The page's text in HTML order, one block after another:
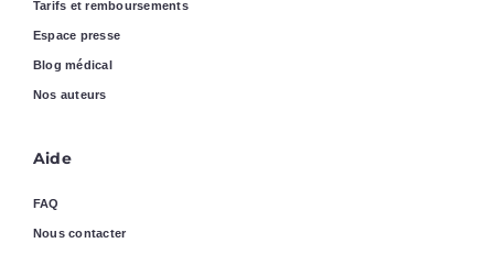
Tarifs et remboursements
Espace presse
Blog médical
Nos auteurs
Aide
FAQ
Nous contacter